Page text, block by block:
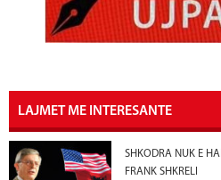
LAJMET ME INTERESANTE
SHKODRA NUK E
FRANK SHKRELI